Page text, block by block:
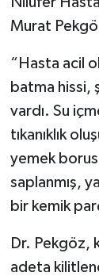
Murat
“Hasta acil
batma hissi,
vardı. Su
tıkanıklık
yemek
saplanmış,
bir kemik
Dr. Pekgöz,
adeta